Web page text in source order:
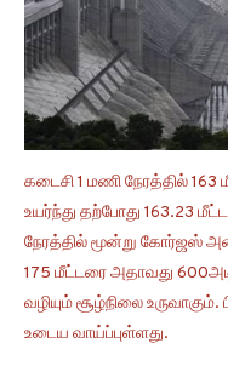
கடைசி 1 மணி நேரத்தில் 163
உயர்ந்து தற்போது 163.23
நேரத்தில் மூன்று
175 மீட்டரை அதாவது
வழியும் சூழ்நிலை
உடைய வாய்ப்புள்ளது.